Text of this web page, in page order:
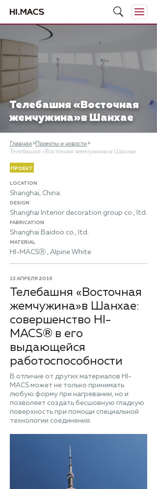
Телебашня «Восточная
жемчужина»в Шанхае
Главная
Проекты и новости
Телебашня «Восточная жемчужина»в Шанхае
ПРОЕКТ
LOCATION
Shanghai, China
DESIGN
Shanghai Interior decoration group co., ltd.
FABRICATION
Shanghai Baidoo co., ltd.
MATERIAL
HI-MACSⓇ , Alpine White
13 АПРЕЛЯ 2016
Телебашня «Восточная
жемчужина»в Шанхае:
совершенство HI-
MACS® в его
выдающейся
работоспособности
В отличие от других материалов HI-
MACS может не только принимать
любую форму при нагревании, но и
позволяет создать бесшовную гладкую
поверхность при помощи специальной
технологии соединения.